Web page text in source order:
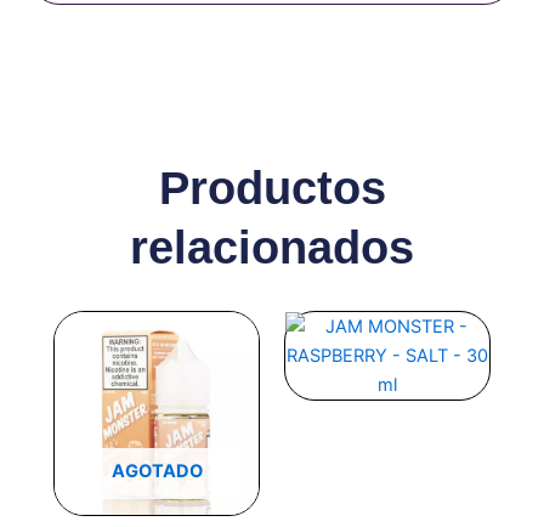
Productos
relacionados
AGOTADO
producto
múltiples
variantes.
Las
opciones
Este
producto
tiene